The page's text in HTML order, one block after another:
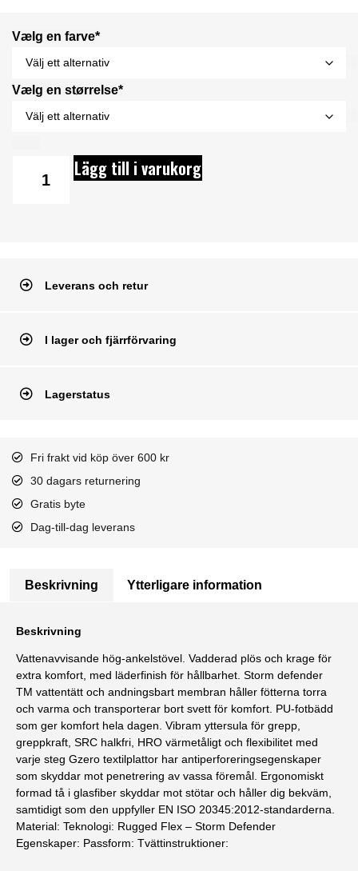
Vælg en farve*
Vælg en størrelse*
Lägg till i varukorg
Leverans och retur
I lager och fjärrförvaring
Lagerstatus
Fri frakt vid köp över 600 kr
30 dagars returnering
Gratis byte
Dag-till-dag leverans
Beskrivning Ytterligare information
Beskrivning
Vattenavvisande hög-ankelstövel. Vadderad plös och krage för
extra komfort, med läderfinish för hållbarhet. Storm defender
TM vattentätt och andningsbart membran håller fötterna torra
och varma och transporterar bort svett för komfort. PU-fotbädd
som ger komfort hela dagen. Vibram yttersula för grepp,
greppkraft, SRC halkfri, HRO värmetåligt och flexibilitet med
varje steg Gzero textilplattor har antiperforeringsegenskaper
som skyddar mot penetrering av vassa föremål. Ergonomiskt
formad tå i glasfiber skyddar mot stötar och håller dig bekväm,
samtidigt som den uppfyller EN ISO 20345:2012-standarderna.
Material: Teknologi: Rugged Flex – Storm Defender
Egenskaper: Passform: Tvättinstruktioner: